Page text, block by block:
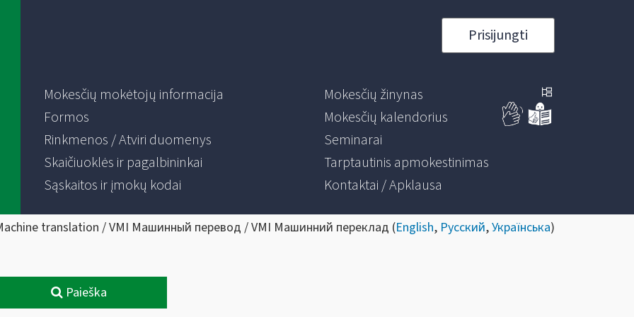
Prisijungti
Mokesčių mokėtojų informacija
Formos
Rinkmenos / Atviri duomenys
Skaičiuoklės ir pagalbininkai
Sąskaitos ir įmokų kodai
Mokesčių žinynas
Mokesčių kalendorius
Seminarai
Tarptautinis apmokestinimas
Kontaktai / Apklausa
translation / VMI Машинный перевод / VMI Машинний переклад (English, Русский,Українська)
Paieška